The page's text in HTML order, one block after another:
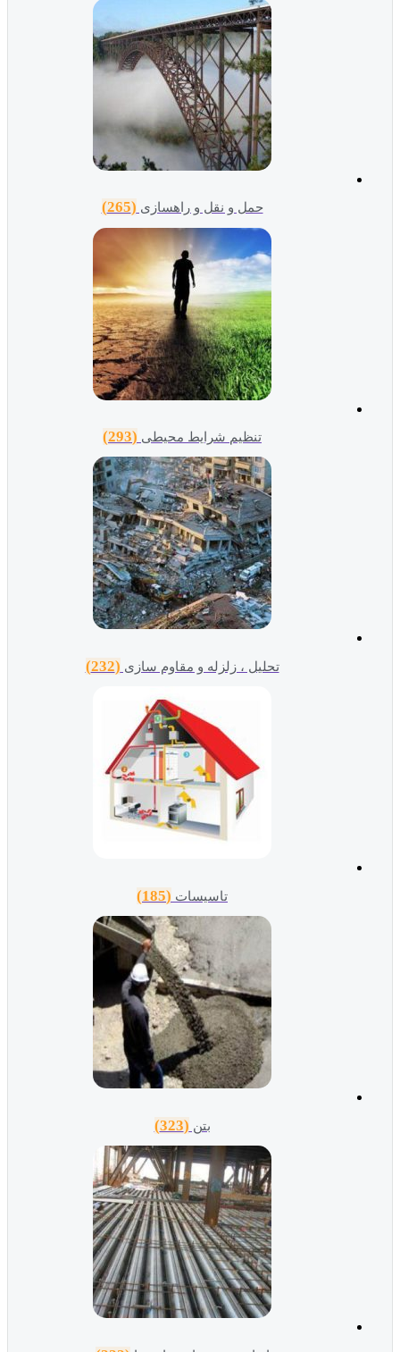
حمل و نقل و راهسازی (265)
تنظیم شرایط محیطی (293)
تحلیل ، زلزله و مقاوم سازی(232)
تاسیسات(185)